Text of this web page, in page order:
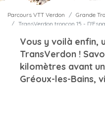
Parcours VTT Verdon
Grande
TransVerdon tronçon 15 -
Vous y voilà enfin,
TransVerdon !
kilomètres avant
Gréoux-les-Bains,